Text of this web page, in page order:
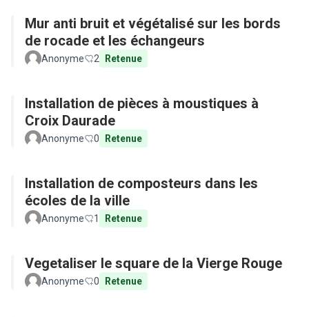
Mur anti bruit et végétalisé sur les bords
de rocade et les échangeurs
Anonyme 2 Retenue
Installation de pièces à moustiques à
Croix Daurade
Anonyme 0 Retenue
Installation de composteurs dans les
écoles de la ville
Anonyme 1 Retenue
Vegetaliser le square de la Vierge Rouge
Anonyme 0 Retenue